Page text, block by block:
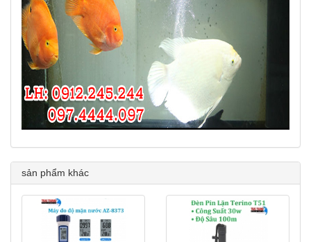
sản phẩm khác